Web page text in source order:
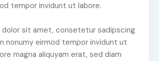
tempor invidunt ut labore.
dolor sit amet, consetetur sadipscing
nonumy eirmod tempor invidunt ut
magna aliquyam erat, sed diam